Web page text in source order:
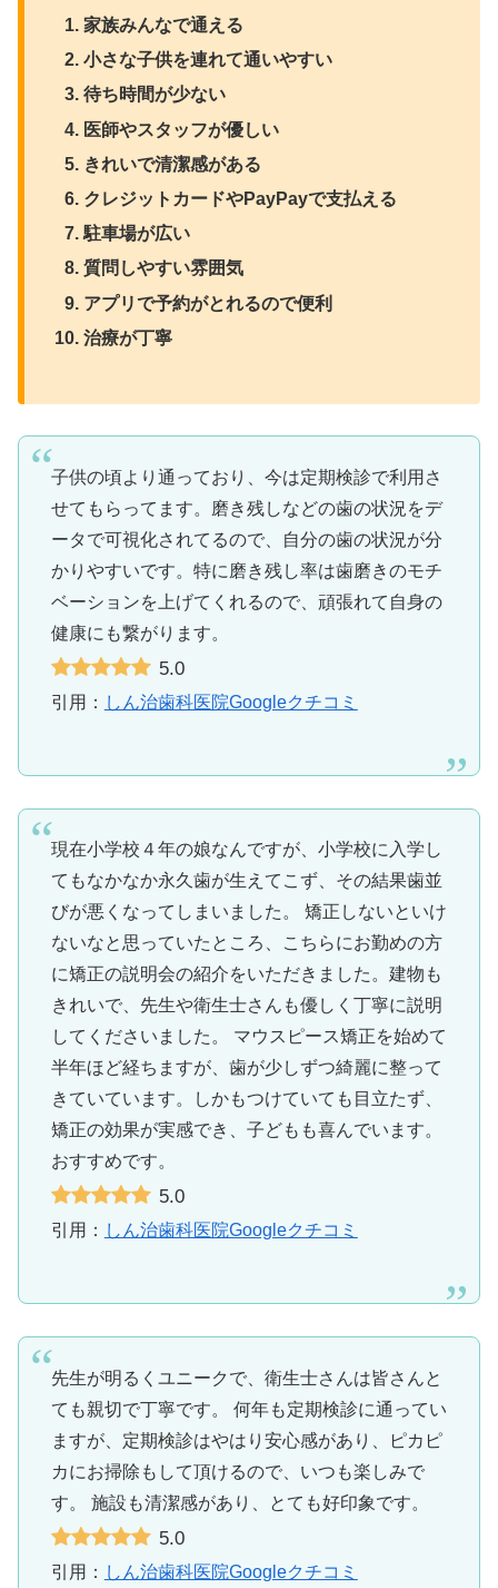
家族みんなで通える
小さな子供を連れて通いやすい
待ち時間が少ない
医師やスタッフが優しい
きれいで清潔感がある
クレジットカードやPayPayで支払える
駐車場が広い
質問しやすい雰囲気
アプリで予約がとれるので便利
治療が丁寧
子供の頃より通っており、今は定期検診で利用さ
せてもらってます。磨き残しなどの歯の状況をデ
ータで可視化されてるので、自分の歯の状況が分
かりやすいです。特に磨き残し率は歯磨きのモチ
ベーションを上げてくれるので、頑張れて自身の
健康にも繋がります。
5.0
引用： しん治歯科医院Googleクチコミ
現在小学校４年の娘なんですが、小学校に入学し
てもなかなか永久歯が生えてこず、その結果歯並
びが悪くなってしまいました。 矯正しないといけ
ないなと思っていたところ、こちらにお勤めの方
に矯正の説明会の紹介をいただきました。建物も
きれいで、先生や衛生士さんも優しく丁寧に説明
してくださいました。 マウスピース矯正を始めて
半年ほど経ちますが、歯が少しずつ綺麗に整って
きていています。しかもつけていても目立たず、
矯正の効果が実感でき、子どもも喜んでいます。
おすすめです。
5.0
引用： しん治歯科医院Googleクチコミ
先生が明るくユニークで、衛生士さんは皆さんと
ても親切で丁寧です。 何年も定期検診に通ってい
ますが、定期検診はやはり安心感があり、ピカピ
カにお掃除もして頂けるので、いつも楽しみで
す。 施設も清潔感があり、とても好印象です。
5.0
引用： しん治歯科医院Googleクチコミ